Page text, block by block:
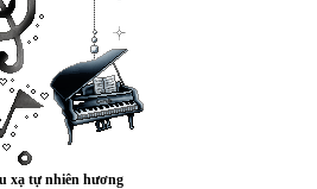
xạ tự nhiên hương